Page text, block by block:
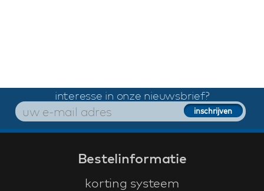
interesse in onze nieuwsbrief?
Bestelinformatie
korting systeem